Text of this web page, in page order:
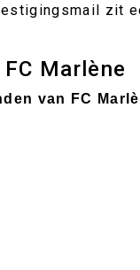
zit
Marlène
van FC